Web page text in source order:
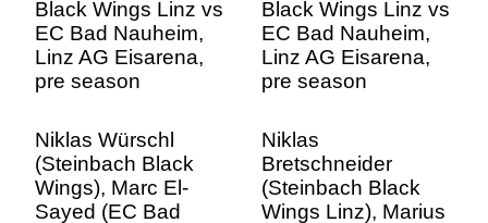
Niklas Würschl
(Steinbach Black
Wings), Marc El-
Sayed (EC Bad
Niklas
Bretschneider
(Steinbach Black
Wings Linz), Marius